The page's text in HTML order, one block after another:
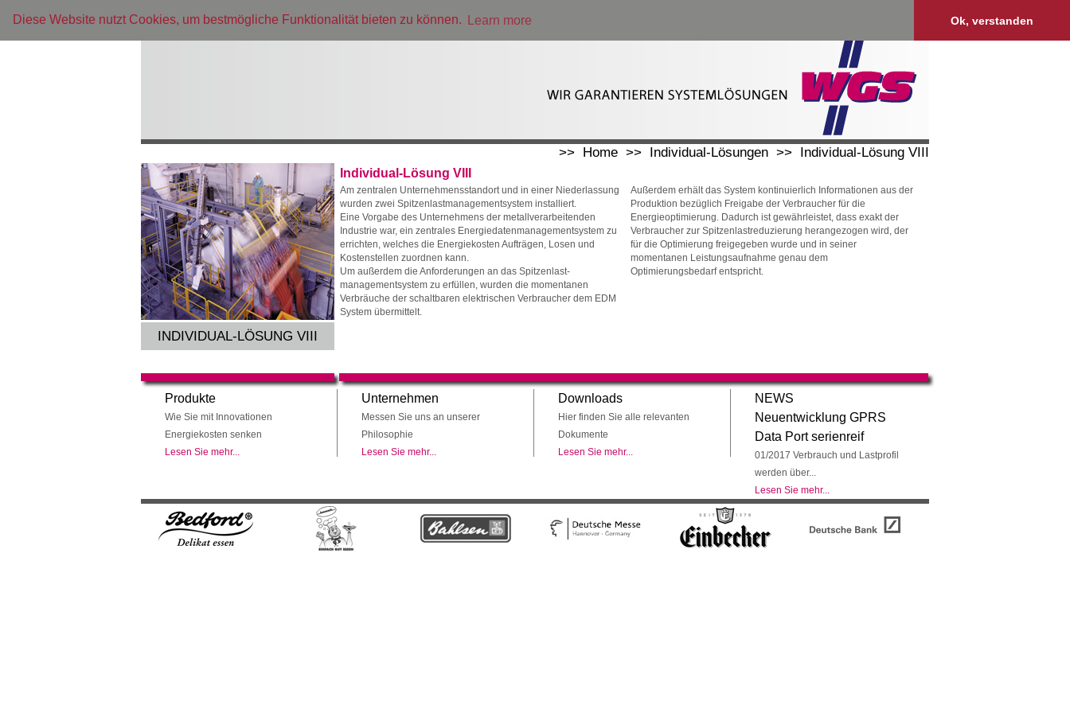
Diese Website nutzt Cookies, um bestmögliche Funktionalität bieten zu können. Learn more Ok, verstanden
Home Datenschutz
>> Home >> Individual-Lösungen >> Individual-Lösung VIII
INDIVIDUAL-LÖSUNG VIII
Individual-Lösung VIII
Am zentralen Unternehmensstandort und in einer Niederlassung
wurden zwei Spitzenlastmanagementsystem installiert.
Eine Vorgabe des Unternehmens der metallverarbeitenden
Industrie war, ein zentrales Energiedatenmanagementsystem zu
errichten, welches die Energiekosten Aufträgen, Losen und
Kostenstellen zuordnen kann.
Um außerdem die Anforderungen an das Spitzenlast-
managementsystem zu erfüllen, wurden die momentanen
Verbräuche der schaltbaren elektrischen Verbraucher dem EDM
System übermittelt.
Außerdem erhält das System kontinuierlich Informationen aus der
Produktion bezüglich Freigabe der Verbraucher für die
Energieoptimierung. Dadurch ist gewährleistet, dass exakt der
Verbraucher zur Spitzenlastreduzierung herangezogen wird, der
für die Optimierung freigegeben wurde und in seiner
momentanen Leistungsaufnahme genau dem
Optimierungsbedarf entspricht.
Produkte
Wie Sie mit Innovationen
Energiekosten senken
Lesen Sie mehr...
Unternehmen
Messen Sie uns an unserer
Philosophie
Lesen Sie mehr...
Downloads
Hier finden Sie alle relevanten
Dokumente
Lesen Sie mehr...
NEWS
Neuentwicklung GPRS
Data Port serienreif
01/2017 Verbrauch und Lastprofil
werden über...
Lesen Sie mehr...